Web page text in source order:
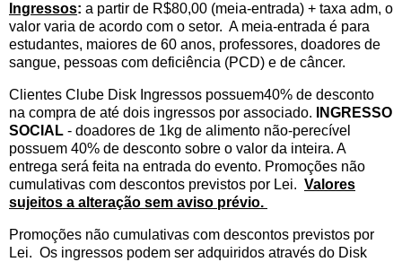
Ingressos: a partir de R$80,00 (meia-entrada) + taxa adm, o
valor varia de acordo com o setor. A meia-entrada é para
estudantes, maiores de 60 anos, professores, doadores de
sangue, pessoas com deficiência (PCD) e de câncer.
Clientes Clube Disk Ingressos possuem40% de desconto
na compra de até dois ingressos por associado.
INGRESSO
SOCIAL - doadores de 1kg de alimento não-perecível
possuem 40% de desconto sobre o valor da inteira. A
entrega será feita na entrada do evento. Promoções não
cumulativas com descontos previstos por Lei. Valores
sujeitos a alteração sem aviso prévio.
Promoções não cumulativas com descontos previstos por
Lei. Os ingressos podem ser adquiridos através do Disk